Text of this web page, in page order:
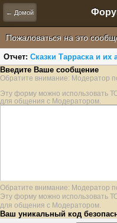
← Домой
Пожаловаться на это
Отчет: Сказки Тарраска и их
Введите Ваше сообщение
Обратите внимание: Модератор
Эту форму можно использовать
для общения с Модератором.
Обратите внимание: Модератор
Эту форму можно использовать
для общения с Модератором.
Ваш уникальный код